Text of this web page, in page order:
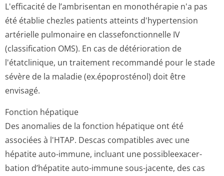
L'efficacité de l’ambrisentan en monothérapie n'a pas
été établie chezles patients atteints d'hypertension
artérielle pulmonaire en classefonctionnelle IV
(classification OMS). En cas de détérioration de
l'étatclinique, un traitement recommandé pour le stade
sévère de la maladie (ex.époprosténol) doit être
envisagé.
Fonction hépatique
Des anomalies de la fonction hépatique ont été
associées à l'HTAP. Descas compatibles avec une
hépatite auto-immune, incluant une possibleexacer­
bation d’hépatite auto-immune sous-jacente, des cas